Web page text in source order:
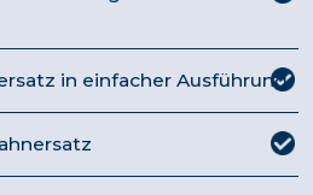
in einfacher Ausführung